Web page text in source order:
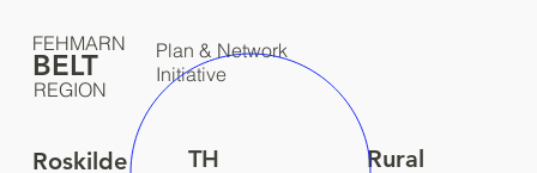
Roskilde
TH
Rural
BELT
Plan & Network
Initiative
FEHMARN
REGION